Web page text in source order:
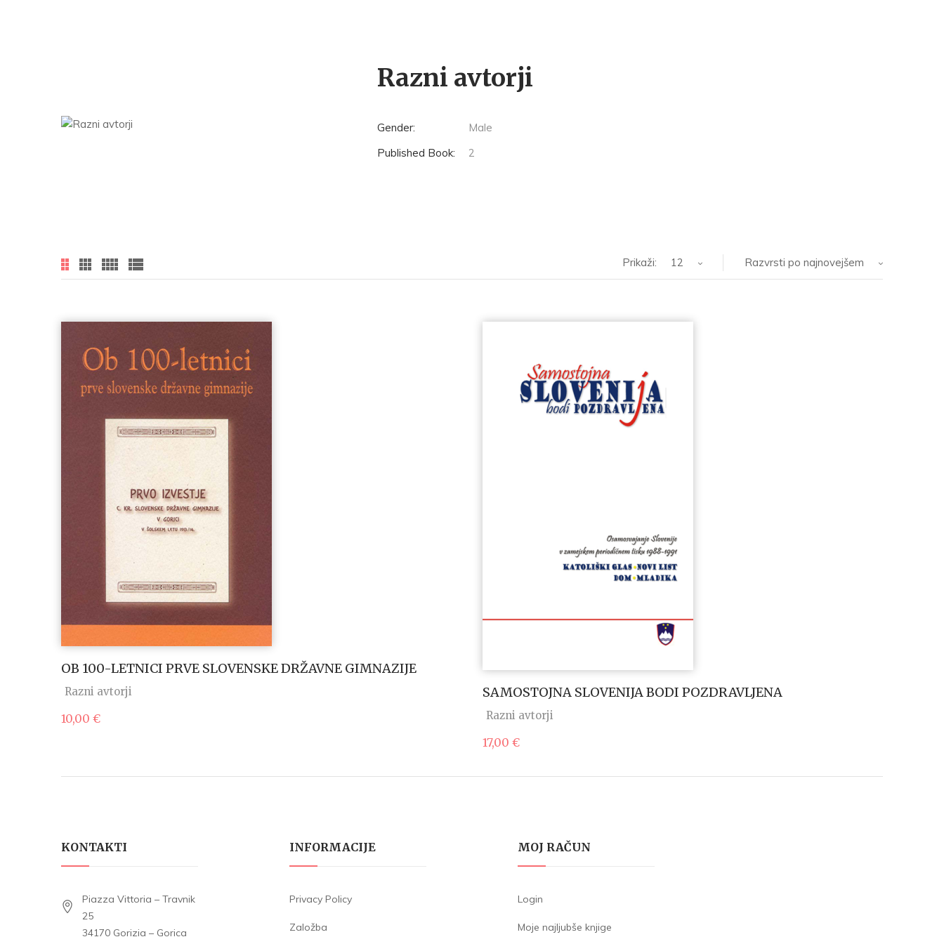
Razni avtorji
Gender:
Male
Published Book:
2
Razvrsti po najnovejšem
Prikaži: 12
OB 100-LETNICI PRVE SLOVENSKE DRŽAVNE GIMNAZIJE
Razni avtorji
10,00 €
SAMOSTOJNA SLOVENIJA BODI POZDRAVLJENA
Razni avtorji
17,00 €
KONTAKTI
Piazza Vittoria – Travnik
25
34170 Gorizia – Gorica
INFORMACIJE
Privacy Policy
Založba
MOJ RAČUN
Login
Moje najljubše knjige